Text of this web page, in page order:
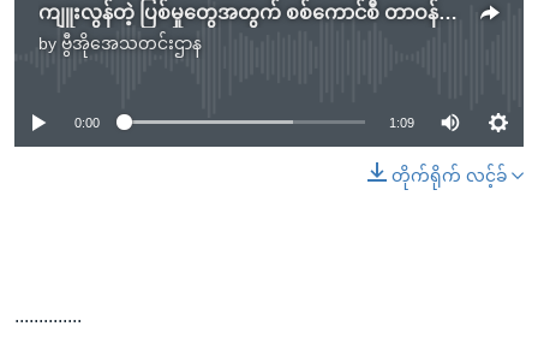
ကျူးလွန်တဲ့ ပြစ်မှုတွေအတွက် စစ်ကောင်စီ တာဝန်ခံမှုရှိလာအောင် လုပ်ဆောင်ဖို့ အာဆီယံကို ကန်တိုက်တွန်း
by ဗွီအိုအေသတင်းဌာန
No media source currently available
0:00 1:09
တိုက်ရိုက် လင့်ခ်
..............